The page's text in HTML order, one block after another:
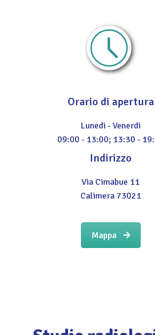
Orario di apertura
Lunedi - Venerdi
09:00 - 13:00; 13:30 -
Indirizzo
Via Cimabue 11
Calimera 73021
Mappa